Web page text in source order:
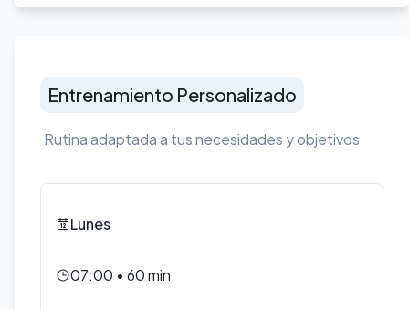
Entrenamiento Personalizado
Rutina adaptada a tus necesidades y objetivos
Lunes
07:00 • 60min